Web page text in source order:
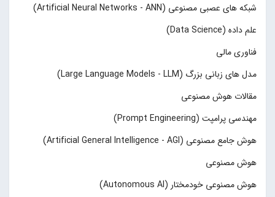
شبکه های عصبی مصنوعی (Artificial Neural Networks - ANN)
علم داده (Data Science)
فناوری مالی
مدل های زبانی بزرگ (Large Language Models - LLM)
مقالات هوش مصنوعی
مهندسی پرامپت (Prompt Engineering)
هوش جامع مصنوعی (Artificial General Intelligence - AGI)
هوش مصنوعی
هوش مصنوعی خودمختار (Autonomous AI)